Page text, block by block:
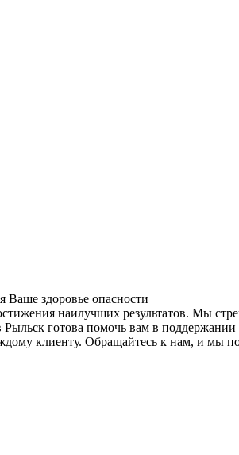
Ваше здоровье опасности
наилучших результатов. Мы
готова помочь вам в поддержании
клиенту. Обращайтесь к нам, и мы